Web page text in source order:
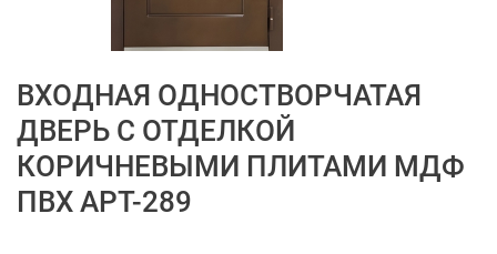
ВХОДНАЯ ОДНОСТВОРЧАТАЯ
ДВЕРЬ С ОТДЕЛКОЙ
КОРИЧНЕВЫМИ ПЛИТАМИ МДФ
ПВХ АРТ-289